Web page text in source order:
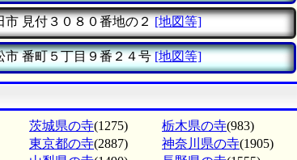
市 見付３０８０番地の２ [地図等]
市番町５丁目９番２４号 [地図等]
茨城県の寺(1275) 栃木県の寺(983)
東京都の寺(2887) 神奈川県の寺(1905)